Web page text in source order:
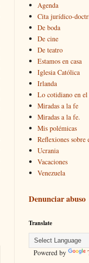
Agenda
Cita jurídico-
De boda
De cine
De teatro
Estamos en casa
Iglesia Católica
Irlanda
Lo cotidiano en
Miradas a la fe
Miradas a la fe.
Mis polémicas
Reflexiones
Ucrania
Vacaciones
Venezuela
Denunciar abuso
Translate
Powered by